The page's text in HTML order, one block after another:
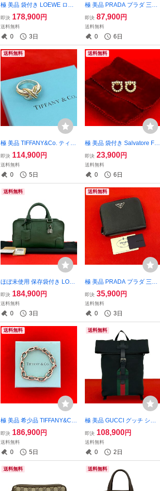
極 美品 袋付き LOEWE ロエ
ベ ヴィンテージ アマソナ 28
アナグラム ロゴ レザー 本革
ハンドバッグ ミニ ボストン
バッグ ブラック 39968
即決 178,900円
送料無料
0 3日
極 美品 PRADA プラダ 三角
ロゴ 金具 レザー 本革 テスー
ト ナイロン セミ ワン ショル
ダーバッグ ハンドバッグ ブ
ラック 黒 51708
即決 87,900円
送料無料
0 6日
送料無料
極 美品 TIFFANY&Co. ティフ
ァニー シグネチャー クロス
リング シルバー925 K18イエ
ローゴールド 指輪 9号 シル
バー ゴールド 60717
即決 114,900円
送料無料
0 5日
送料無料
極 美品 袋付き Salvatore Ferr
agamo サルヴァトーレフェ
ラガモ ガンチーニ パール 真
珠 クリスタル ピアス アクセ
サリー ゴールド 1059b
即決 23,900円
送料無料
0 6日
送料無料
ほぼ未使用 保存袋付き LOE
WE ロエベ アマソナ 28 アナ
グラム ロゴ レザー 本革 ハン
ドバッグ ミニ ボストンバッ
グ グリーン 105-9
即決 184,900円
送料無料
0 3日
送料無料
極 美品 PRADA プラダ 三角
ロゴ 金具 サフィアーノ レザ
ー 本革 二つ折り 財布 ミニ
ウォレット 札入れ 小銭入れ
ブラック 61539
即決 35,900円
送料無料
0 3日
送料無料
極 美品 希少品 TIFFANY&Co.
ティファニー クラスピング
ブレスレット シルバー925
チェーン バングル アクセサ
リー 34966
即決 186,900円
送料無料
0 5日
送料無料
極 美品 GUCCI グッチ シェ
リーライン ウェブライン キ
ャンバス レザー 本革 リュッ
クサック バックパック デイ
パック ブラック 18341
即決 108,900円
送料無料
0 2日
送料無料 送料無料